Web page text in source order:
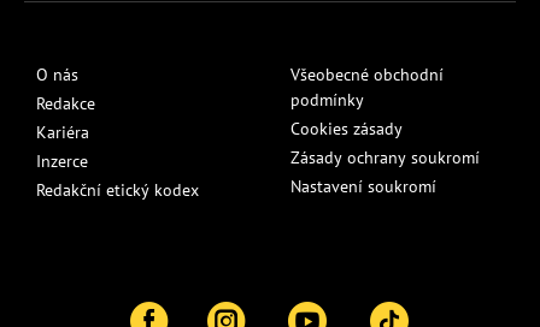
O nás
Redakce
Kariéra
Inzerce
Redakční etický kodex
Všeobecné obchodní
podmínky
Cookies zásady
Zásady ochrany soukromí
Nastavení soukromí